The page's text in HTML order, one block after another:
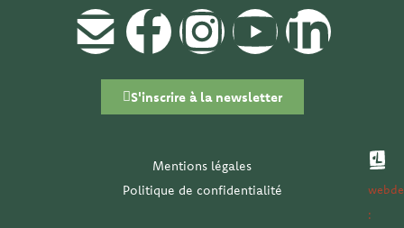
E
n
v
F
a
c
e
b
I
n
s
t
a
Y
o
u
u
L
S'inscrire à la newsletter
Mentions légales
Politique de confidentialité
: